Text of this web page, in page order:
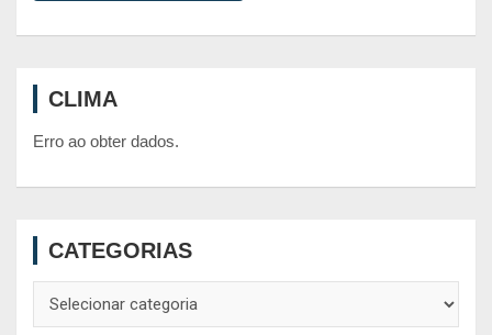
CLIMA
Erro ao obter dados.
CATEGORIAS